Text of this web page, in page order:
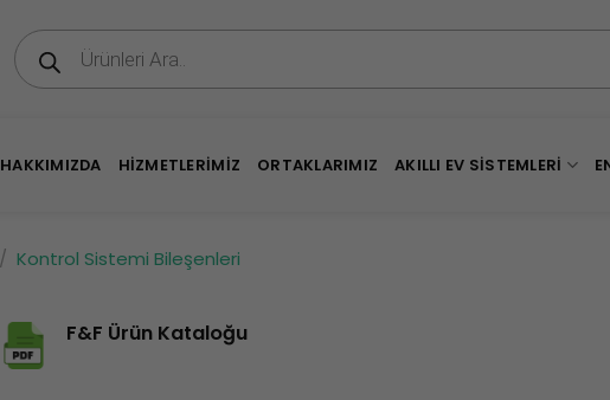
Products
search
HAKKIMIZDA HIZMETLERIMIZ ORTAKLARIMIZ AKILLI EV SISTEMLERI
/ Kontrol Sistemi Bileşenleri
F&F Ürün Kataloğu